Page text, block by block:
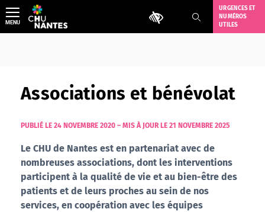
Aller
au
contenu
Outils d'accessibilité
URGENCES ET
NUMÉROS
UTILES
MENU
Associations et bénévolat
PUBLIÉ LE 24 NOVEMBRE 2020 – MIS À JOUR LE 21 NOVEMBRE 2025
Le CHU de Nantes est en partenariat avec de
nombreuses associations, dont les interventions
participent à la qualité de vie et au bien-être des
patients et de leurs proches au sein de nos
services, en coopération avec les équipes